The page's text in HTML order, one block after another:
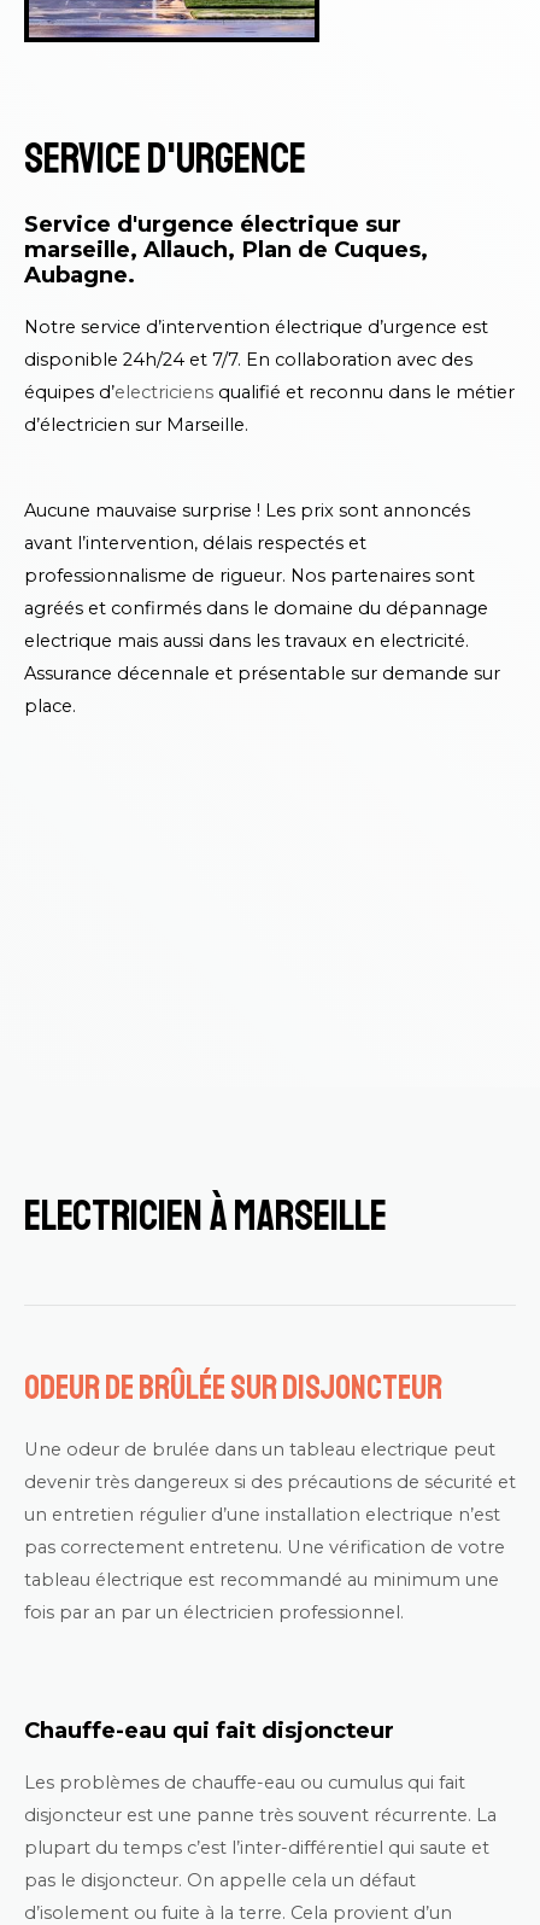
Service d'urgence
Service d'urgence électrique sur
marseille, Allauch, Plan de Cuques,
Aubagne.
Notre service d’intervention électrique d’urgence est
disponible 24h/24 et 7/7. En collaboration avec des
équipes d’electriciens qualifié et reconnu dans le métier
d’électricien sur Marseille.
Aucune mauvaise surprise ! Les prix sont annoncés
avant l’intervention, délais respectés et
professionnalisme de rigueur. Nos partenaires sont
agréés et confirmés dans le domaine du dépannage
electrique mais aussi dans les travaux en electricité.
Assurance décennale et présentable sur demande sur
place.
Electricien à marseille
Odeur de brûlée sur disjoncteur
Une odeur de brulée dans un tableau electrique peut
devenir très dangereux si des précautions de sécurité et
un entretien régulier d’une installation electrique n’est
pas correctement entretenu. Une vérification de votre
tableau électrique est recommandé au minimum une
fois par an par un électricien professionnel.
Chauffe-eau qui fait disjoncteur
Les problèmes de chauffe-eau ou cumulus qui fait
disjoncteur est une panne très souvent récurrente. La
plupart du temps c’est l’inter-différentiel qui saute et
pas le disjoncteur. On appelle cela un défaut
d’isolement ou fuite à la terre. Cela provient d’un